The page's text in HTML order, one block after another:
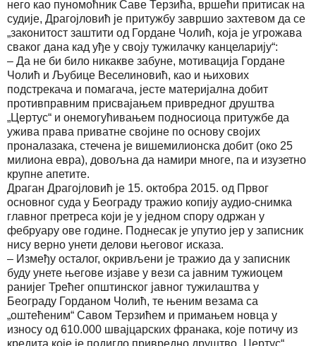
него као пуномоћник Саве Терзића, вршећи притисак на
судије, Драгојловић је притужбу завршио захтевом да се
„законитост заштити од Гордане Чолић, која је угрожава
сваког дана кад уђе у своју тужилачку канцеларију“:
– Да не би било никакве забуне, мотивација Гордане
Чолић и Љубице Веселиновић, као и њихових
подстрекача и помагача, јесте материјална добит
противправним присвајањем привредног друштва
„Цертус“ и онемогућивањем подносиоца притужбе да
ужива права приватне својине по основу својих
проналазака, стечена је вишемилионска добит (око 25
милиона евра), довољна да намири многе, па и изузетно
крупне апетите.
Драган Драгојловић је 15. октобра 2015. од Првог
основног суда у Београду тражио копију аудио-снимка
главног претреса који је у једном спору одржан у
фебруару ове године. Поднесак је упутио јер у записник
нису верно унети делови његовог исказа.
– Између осталог, окривљени је тражио да у записник
буду унете његове изјаве у вези са јавним тужиоцем
ранијег Трећег општинског јавног тужилаштва у
Београду Горданом Чолић, те њеним везама са
„оштећеним“ Савом Терзићем и примањем новца у
износу од 610.000 швајцарских франака, које потичу из
кредита које је подигло привредно друштво „Цертус“